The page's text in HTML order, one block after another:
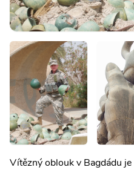
Vítězný oblouk v Bagdádu